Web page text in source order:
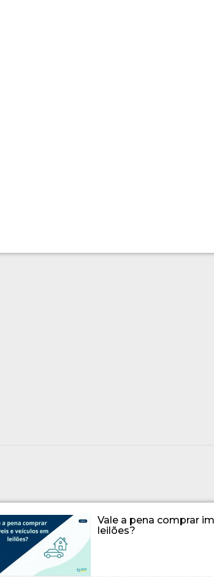
Vale a pena comprar
leilões?